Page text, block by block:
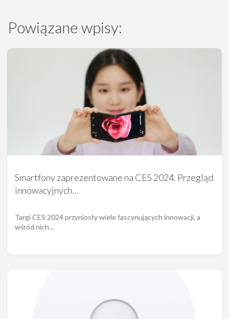
Powiązane wpisy:
Smartfony zaprezentowane na CES 2024. Przegląd
innowacyjnych…
Targi CES 2024 przyniosły wiele fascynujących innowacji, a
wśród nich…